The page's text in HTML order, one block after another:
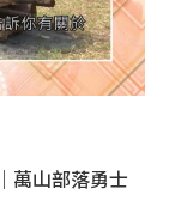
萬山部落勇士